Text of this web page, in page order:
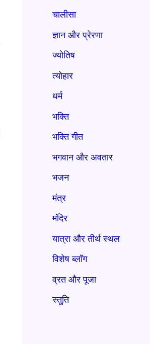
चालीसा
ज्ञान और प्रेरणा
ज्योतिष
त्योहार
धर्म
भक्ति
भक्ति गीत
भगवान और अवतार
भजन
मंत्र
मंदिर
यात्रा और तीर्थ स्थल
विशेष ब्लॉग
व्रत और पूजा
स्तुति